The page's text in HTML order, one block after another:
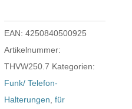
VII
ab
Bj.
´12
Menge
EAN:4250840500925
Artikelnummer:
THVW250.7 Kategorien:
Funk/ Telefon-
Halterungen ,für